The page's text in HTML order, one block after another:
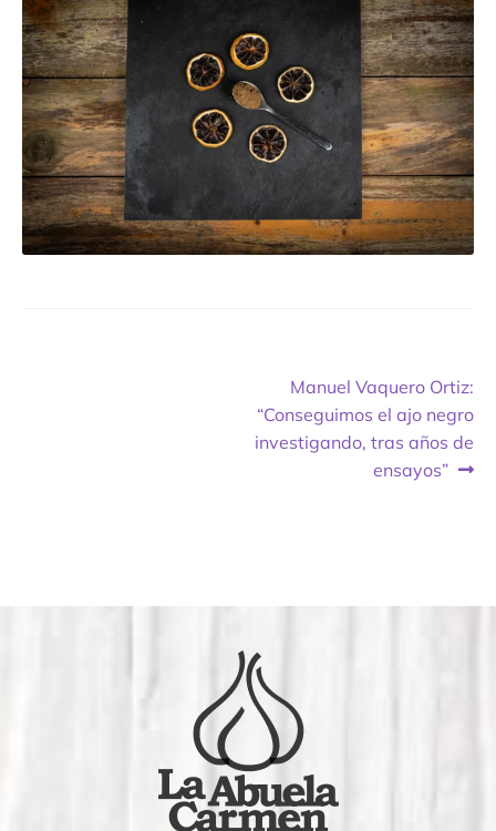
Contacto
Sala de Prensa
menú
hijo
Next
post:
Manuel Vaquero Ortiz:
“Conseguimos el ajo negro
investigando, tras años de
ensayos”